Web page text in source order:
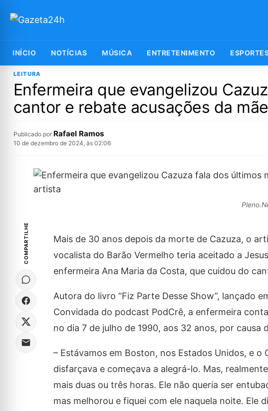
INÍCIO NOTÍCIAS MÚSICA ENTRETENIMENTO
LEITURA
Enfermeira que evangelizou
cantor e rebate acusações da
Publicado por Rafael Ramos
10 de dezembro de 2024, às 02:06
COMPARTILHE
Mais de 30 anos depois da morte de Cazuza, o
vocalista do Barão Vermelho teria aceitado a
enfermeira Ana Maria da Costa, que cuidou do
Autora do livro “Fiz Parte Desse Show”, lançado
Convidada do podcast PodCrê, a enfermeira
no dia 7 de julho de 1990, aos 32 anos, por causa
– Estávamos em Boston, nos Estados Unidos, e o
disfarçava e começava a alegrá-lo. Mas,
mais duas ou três horas. Ele não queria ser
mas melhorou e fiquei com ele naquela noite. Ele